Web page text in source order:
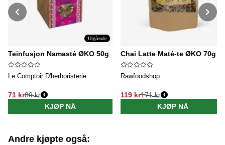
Utgående
Teinfusjon Namasté ØKO 50g
Le Comptoir D'herboristerie
71 kr
Vanlig pris:
89 kr
KJØP NÅ
Chai Latte Maté-te ØKO 70g
Rawfoodshop
119 kr
Vanlig pris:
171 kr
KJØP NÅ
Andre kjøpte også: